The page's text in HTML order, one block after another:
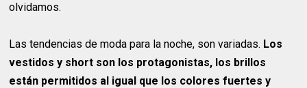
olvidamos.
Las tendencias de moda para la noche, son variadas. Los
vestidos y short son los protagonistas, los brillos
están permitidos al igual que los colores fuertes y